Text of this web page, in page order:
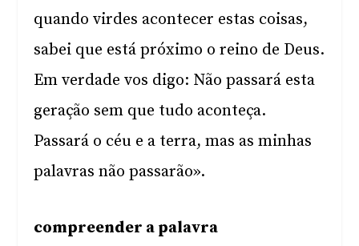
quando virdes acontecer estas coisas,
sabei que está próximo o reino de Deus.
Em verdade vos digo: Não passará esta
geração sem que tudo aconteça.
Passará o céu e a terra, mas as minhas
palavras não passarão».
compreender a palavra